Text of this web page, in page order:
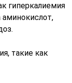
гиперкалиемия
такие как